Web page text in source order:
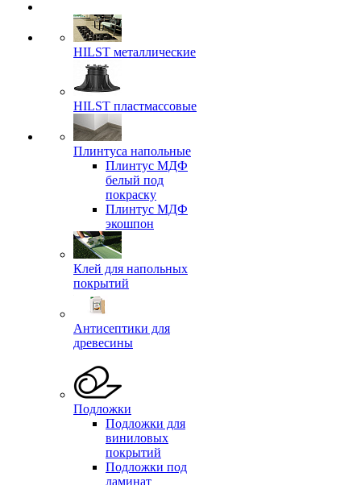
HILST металлические
HILST пластмассовые
Плинтуса напольные
Плинтус МДФ
белый под
покраску
Плинтус МДФ
экошпон
Клей для напольных
покрытий
Антисептики для
древесины
Подложки
Подложки для
виниловых
покрытий
Подложки под
ламинат